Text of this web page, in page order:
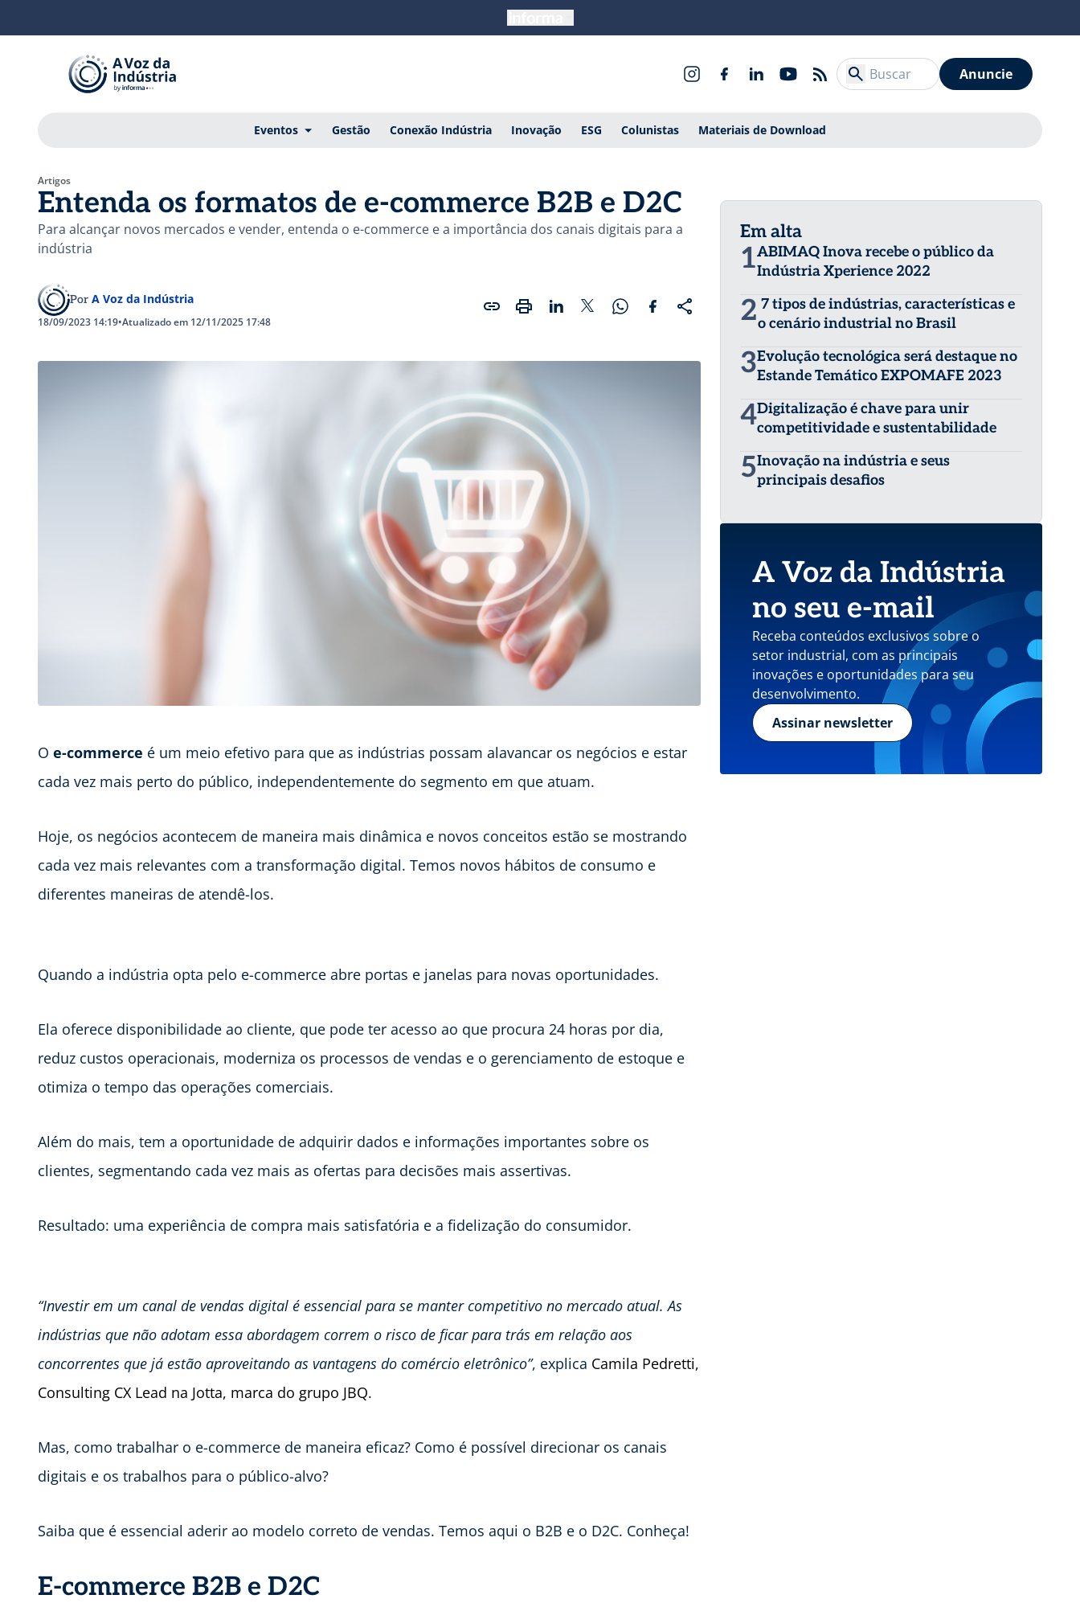
Anuncie
Eventos Gestão Conexão Indústria Inovação ESG Colunistas Materiais de Download
Artigos
Entenda os formatos de e-commerce B2B e D2C
Para alcançar novos mercados e vender, entenda o e-commerce e a importância dos canais digitais para a
indústria
Por A Voz da Indústria
18/09/2023 14:19•Atualizado em 12/11/2025 17:48
O e-commerce é um meio efetivo para que as indústrias possam alavancar os negócios e estar
cada vez mais perto do público, independentemente do segmento em que atuam.
Hoje, os negócios acontecem de maneira mais dinâmica e novos conceitos estão se mostrando
cada vez mais relevantes com a transformação digital. Temos novos hábitos de consumo e
diferentes maneiras de atendê-los.
Quando a indústria opta pelo e-commerce abre portas e janelas para novas oportunidades.
Ela oferece disponibilidade ao cliente, que pode ter acesso ao que procura 24 horas por dia,
reduz custos operacionais, moderniza os processos de vendas e o gerenciamento de estoque e
otimiza o tempo das operações comerciais.
Além do mais, tem a oportunidade de adquirir dados e informações importantes sobre os
clientes, segmentando cada vez mais as ofertas para decisões mais assertivas.
Resultado: uma experiência de compra mais satisfatória e a fidelização do consumidor.
“Investir em um canal de vendas digital é essencial para se manter competitivo no mercado atual. As
indústrias que não adotam essa abordagem correm o risco de ficar para trás em relação aos
concorrentes que já estão aproveitando as vantagens do comércio eletrônico”, explica Camila Pedretti,
Consulting CX Lead na Jotta, marca do grupo JBQ.
Mas, como trabalhar o e-commerce de maneira eficaz? Como é possível direcionar os canais
digitais e os trabalhos para o público-alvo?
Saiba que é essencial aderir ao modelo correto de vendas. Temos aqui o B2B e o D2C. Conheça!
E-commerce B2B e D2C
Em alta
1ABIMAQ Inova recebe o público da
Indústria Xperience 2022
2 7 tipos de indústrias, características e
o cenário industrial no Brasil
3Evolução tecnológica será destaque no
Estande Temático EXPOMAFE 2023
4Digitalização é chave para unir
competitividade e sustentabilidade
5Inovação na indústria e seus
principais desafios
A Voz da Indústria
no seu e-mail
Receba conteúdos exclusivos sobre o
setor industrial, com as principais
inovações e oportunidades para seu
desenvolvimento.
Assinar newsletter